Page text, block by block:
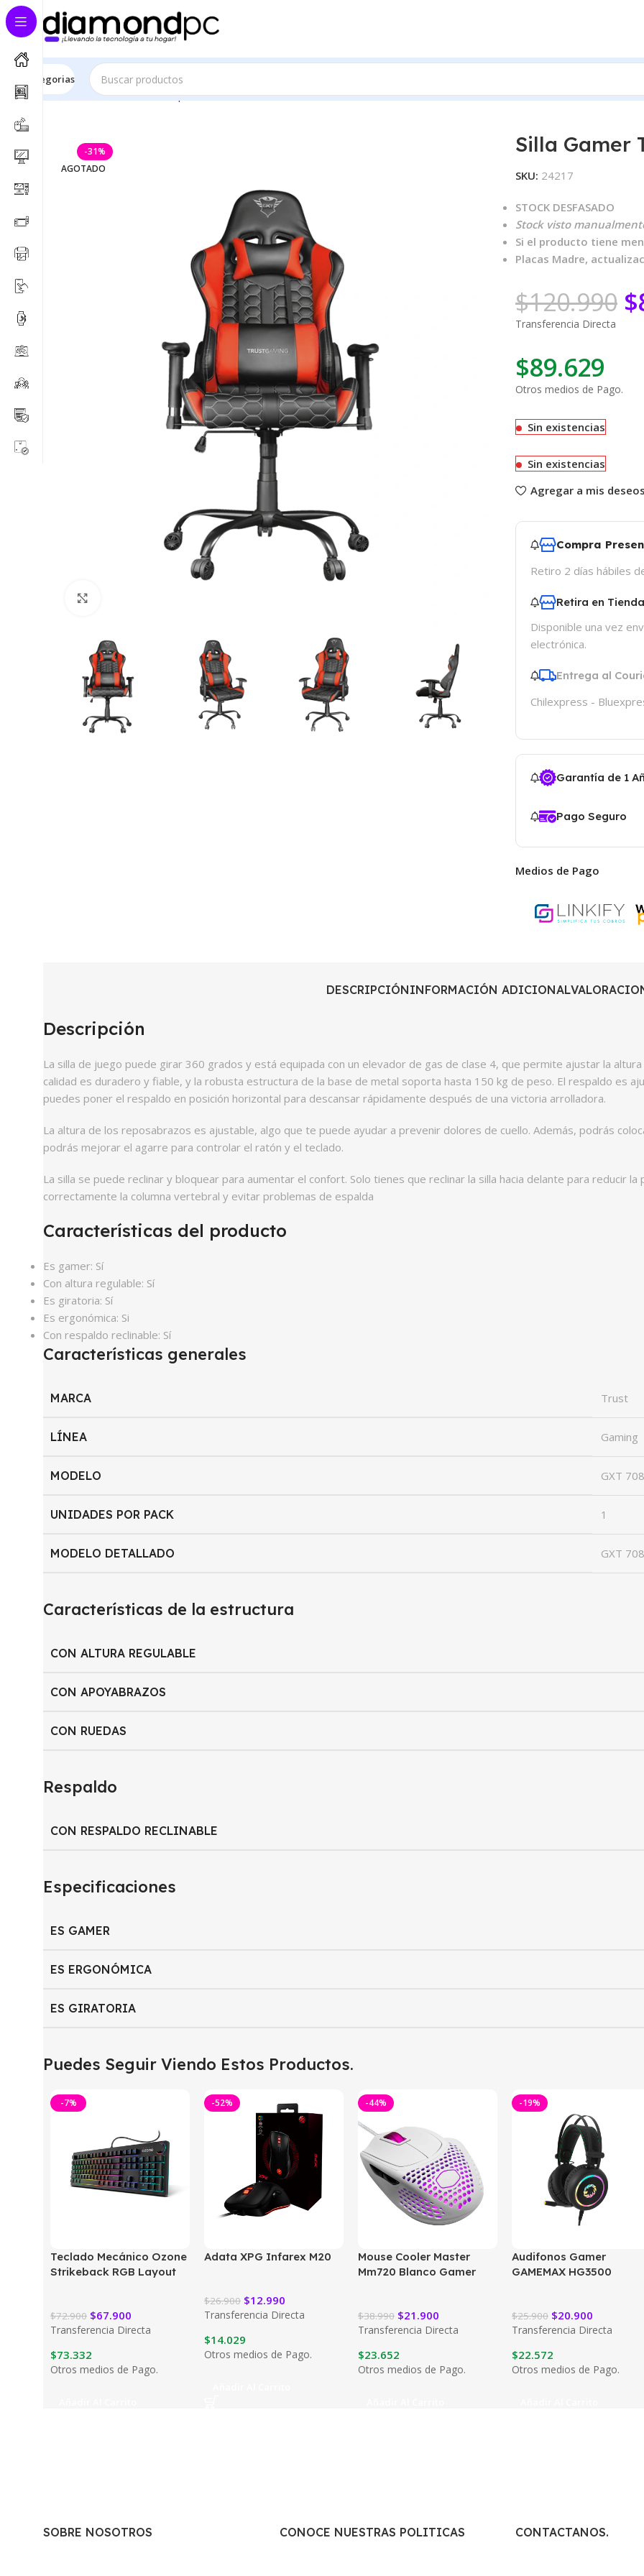
Categorias
Inicio Accesorios de Computación Zona Gamer Sillas Gamer Silla Gamer Trust GXT 708R Resto Red
-31%
AGOTADO
Silla Gamer
SKU: 24217
STOCK DESFASADO
Stock visto
Si el producto tiene
Placas Madre,
$120.990 $
Transferencia Directa
$89.629
Otros medios de Pago.
Sin existencias
Sin existencias
Agregar a mis deseos
Compra
Retiro 2 días hábiles
Retira en Tienda
Disponible una vez
electrónica.
Entrega al
Chilexpress -
Garantía de 1
Pago Seguro
Medios de Pago
DESCRIPCIÓNINFORMACIÓN ADICIONAL
Descripción
La silla de juego puede girar 360 grados y está equipada con un elevador de gas de clase 4, que permite ajustar la
calidad es duradero y fiable, y la robusta estructura de la base de metal soporta hasta 150 kg de peso. El respaldo es
puedes poner el respaldo en posición horizontal para descansar rápidamente después de una victoria arrolladora.
La altura de los reposabrazos es ajustable, algo que te puede ayudar a prevenir dolores de cuello. Además, podrás
podrás mejorar el agarre para controlar el ratón y el teclado.
La silla se puede reclinar y bloquear para aumentar el confort. Solo tienes que reclinar la silla hacia delante para reducir
correctamente la columna vertebral y evitar problemas de espalda
Características del producto
Es gamer: Sí
Con altura regulable: Sí
Es giratoria: Sí
Es ergonómica: Si
Con respaldo reclinable: Sí
Características generales
MARCA Trust
LÍNEA Gaming
MODELO GXT
UNIDADES POR PACK 1
MODELO DETALLADO GXT
Características de la estructura
CON ALTURA REGULABLE
CON APOYABRAZOS
CON RUEDAS
Respaldo
CON RESPALDO RECLINABLE
Especificaciones
ES GAMER
ES ERGONÓMICA
ES GIRATORIA
Puedes Seguir Viendo Estos Productos.
-7%
Teclado Mecánico Ozone
Strikeback RGB Layout
$72.900 $67.900
Transferencia Directa
$73.332
Otros medios de Pago.
-52%
Adata XPG Infarex M20
$26.900 $12.990
Transferencia Directa
$14.029
Otros medios de Pago.
-44%
Mouse Cooler Master
Mm720 Blanco Gamer
$38.990 $21.900
Transferencia Directa
$23.652
Otros medios de Pago.
-19%
Audifonos Gamer
GAMEMAX HG3500
Headset
$25.900 $20.900
Transferencia Directa
$22.572
Otros medios de Pago.
SOBRE NOSOTROS CONOCE NUESTRAS POLITICAS CONTACTANOS.